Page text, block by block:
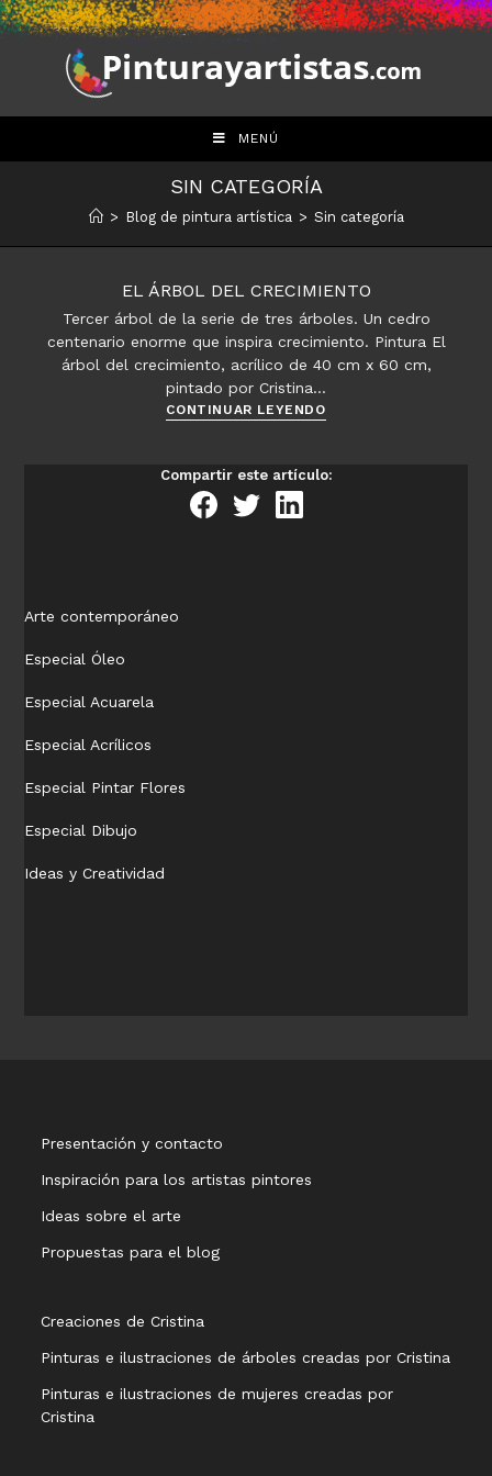
Saltar
al
contenido
MENÚ
SIN CATEGORÍA
> Blog de pintura artística > Sin categoría
EL ÁRBOL DEL CRECIMIENTO
Tercer árbol de la serie de tres árboles. Un cedro
centenario enorme que inspira crecimiento. Pintura El
árbol del crecimiento, acrílico de 40 cm x 60 cm,
pintado por Cristina…
CONTINUAR LEYENDOEl
crecimiento
Compartir este artículo:
Arte contemporáneo
Especial Óleo
Especial Acuarela
Especial Acrílicos
Especial Pintar Flores
Especial Dibujo
Ideas y Creatividad
Presentación y contacto
Inspiración para los artistas pintores
Ideas sobre el arte
Propuestas para el blog
Creaciones de Cristina
Pinturas e ilustraciones de árboles creadas por Cristina
Pinturas e ilustraciones de mujeres creadas por
Cristina